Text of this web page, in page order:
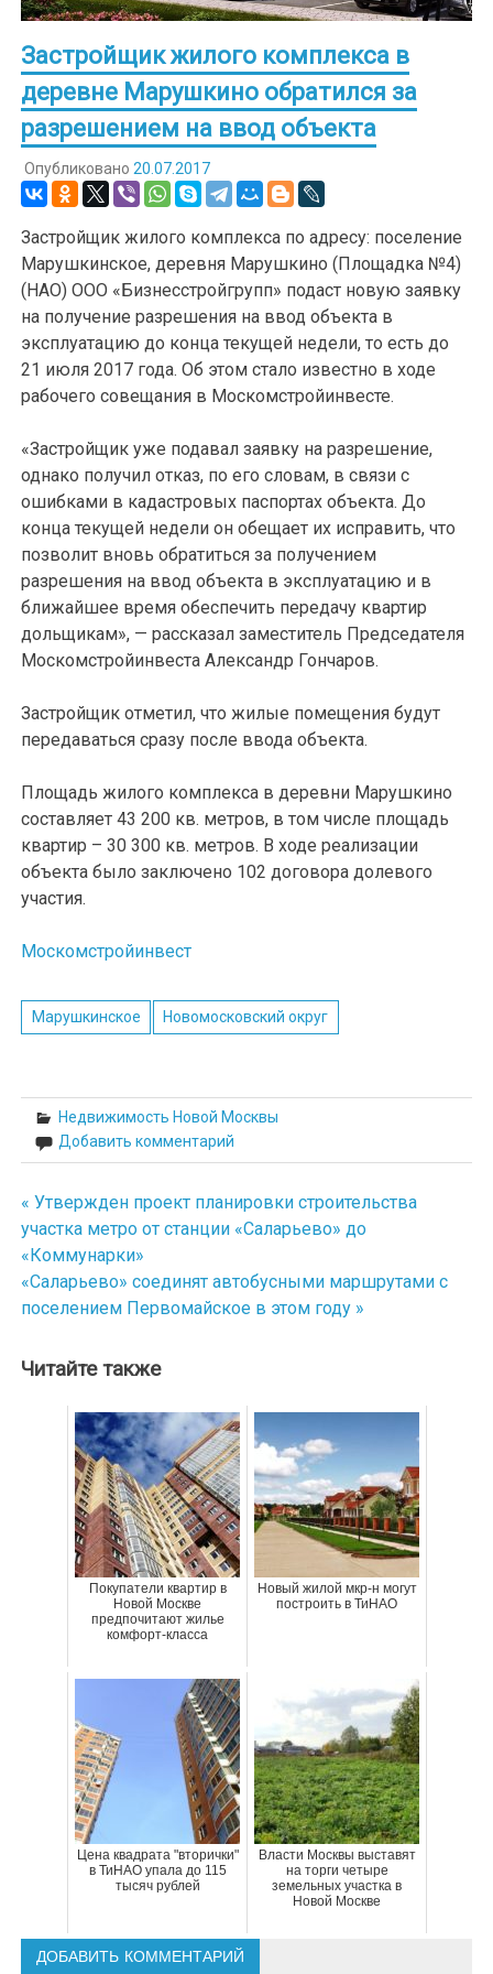
Застройщик жилого комплекса в
деревне Марушкино обратился за
разрешением на ввод объекта
Опубликовано 20.07.2017
Застройщик жилого комплекса по адресу: поселение
Марушкинское, деревня Марушкино (Площадка №4)
(НАО) ООО «Бизнесстройгрупп» подаст новую заявку
на получение разрешения на ввод объекта в
эксплуатацию до конца текущей недели, то есть до
21 июля 2017 года. Об этом стало известно в ходе
рабочего совещания в Москомстройинвесте.
«Застройщик уже подавал заявку на разрешение,
однако получил отказ, по его словам, в связи с
ошибками в кадастровых паспортах объекта. До
конца текущей недели он обещает их исправить, что
позволит вновь обратиться за получением
разрешения на ввод объекта в эксплуатацию и в
ближайшее время обеспечить передачу квартир
дольщикам», — рассказал заместитель Председателя
Москомстройинвеста Александр Гончаров.
Застройщик отметил, что жилые помещения будут
передаваться сразу после ввода объекта.
Площадь жилого комплекса в деревни Марушкино
составляет 43 200 кв. метров, в том числе площадь
квартир – 30 300 кв. метров. В ходе реализации
объекта было заключено 102 договора долевого
участия.
Москомстройинвест
Марушкинское Новомосковский округ
Недвижимость Новой Москвы
Добавить комментарий
Навигация
по
записям
« Утвержден проект планировки строительства
участка метро от станции «Саларьево» до
«Коммунарки»
«Саларьево» соединят автобусными маршрутами с
поселением Первомайское в этом году »
Читайте также
Покупатели квартир в
Новой Москве
предпочитают жилье
комфорт-класса
Новый жилой мкр-н могут
построить в ТиНАО
Цена квадрата "вторички"
в ТиНАО упала до 115
тысяч рублей
Власти Москвы выставят
на торги четыре
земельных участка в
Новой Москве
ДОБАВИТЬ КОММЕНТАРИЙ